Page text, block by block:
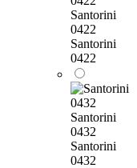
Santorini
0422
Santorini
0422
Santorini
0432
Santorini
0432